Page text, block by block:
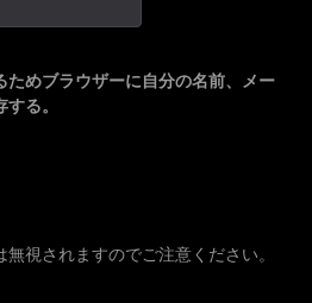
ためブラウザーに自分の名前、メー
る。
視されますのでご注意ください。